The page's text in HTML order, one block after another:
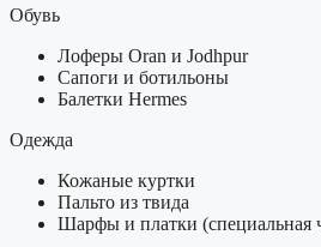
Обувь
Лоферы Oran и Jodhpur
Сапоги и ботильоны
Балетки Hermes
Одежда
Кожаные куртки
Пальто из твида
Шарфы и платки (специальная